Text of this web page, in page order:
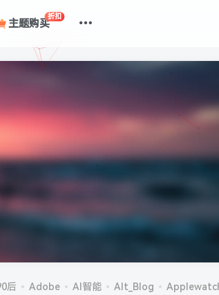
主题购买
折扣
后 Adobe AI智能 Alt_Blog